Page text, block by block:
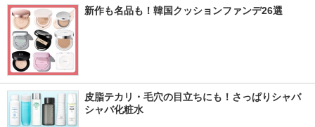
新作も名品も！韓国クッションファンデ26選
皮脂テカリ・毛穴の目立ちにも！さっぱりシャバ
シャバ化粧水